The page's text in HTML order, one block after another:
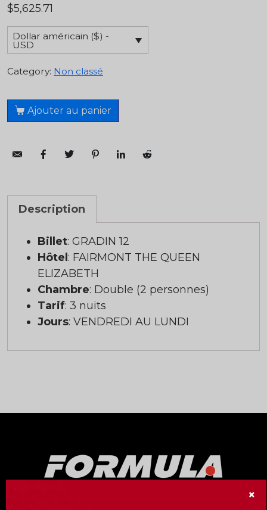
$5,625.71
Dollar américain ($) -
USD
Category: Non classé
Ajouter au panier
Description
Billet: GRADIN 12
Hôtel : FAIRMONT THE QUEEN
ELIZABETH
Chambre: Double (2 personnes)
Tarif: 3 nuits
Jours: VENDREDI AU LUNDI
×